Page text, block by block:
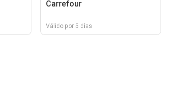
Carrefour
Válido por 5 días